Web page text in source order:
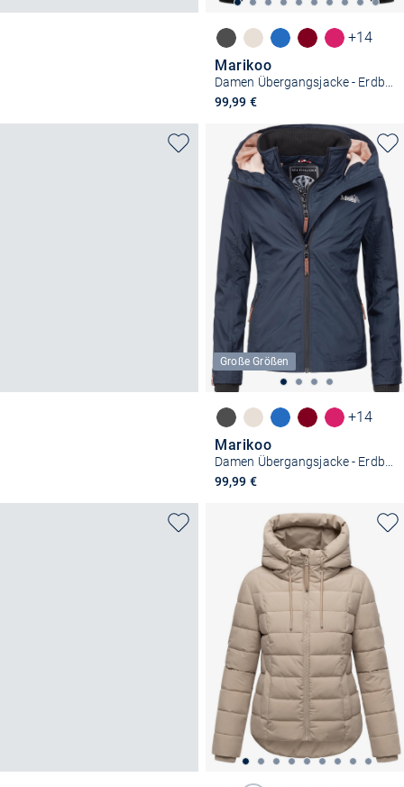
+14
Marikoo
Damen Übergangsjacke - Erdbeere
99,99 €
Große Größen
+14
Marikoo
99,99 €